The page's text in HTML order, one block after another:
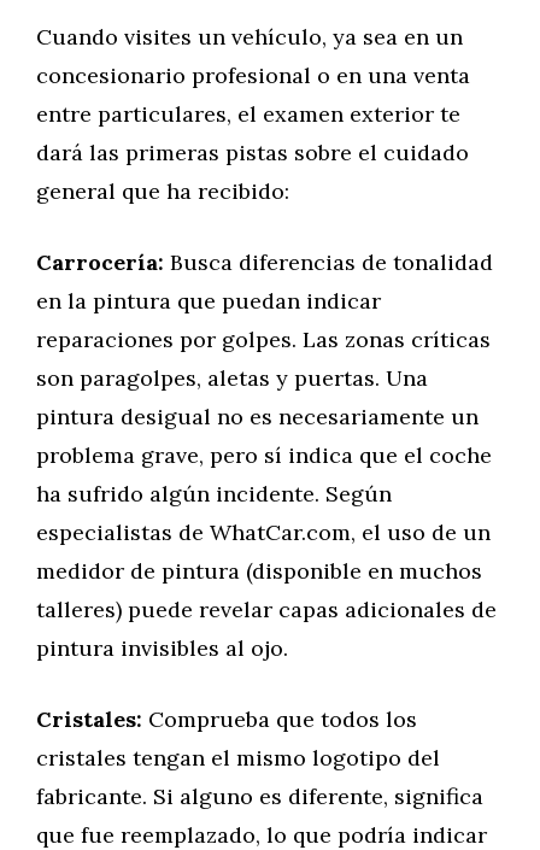
Cuando visites un vehículo, ya sea en un
concesionario profesional o en una venta
entre particulares, el examen exterior te
dará las primeras pistas sobre el cuidado
general que ha recibido:
Carrocería: Busca diferencias de tonalidad
en la pintura que puedan indicar
reparaciones por golpes. Las zonas críticas
son paragolpes, aletas y puertas. Una
pintura desigual no es necesariamente un
problema grave, pero sí indica que el coche
ha sufrido algún incidente. Según
especialistas de WhatCar.com, el uso de un
medidor de pintura (disponible en muchos
talleres) puede revelar capas adicionales de
pintura invisibles al ojo.
Cristales: Comprueba que todos los
cristales tengan el mismo logotipo del
fabricante. Si alguno es diferente, significa
que fue reemplazado, lo que podría indicar